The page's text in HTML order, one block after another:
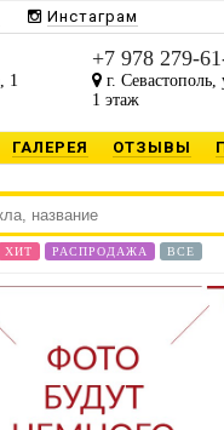
Инстаграм
1
+7 978 279-
г.
1 этаж
ГАЛЕРЕЯ ОТЗЫВЫ
ХИТ РАСПРОДАЖА ВСЕ